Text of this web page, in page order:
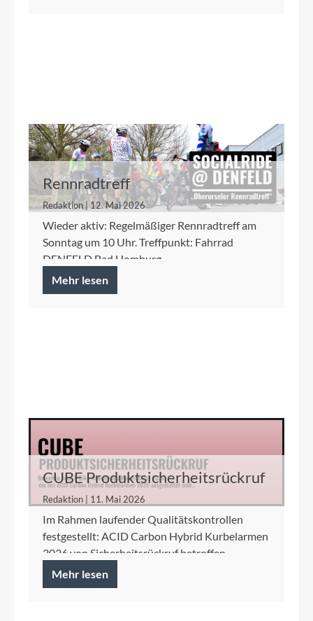
Rennradtreff
Redaktion | 12. Mai 2026
Wieder aktiv: Regelmäßiger Rennradtreff am
Sonntag um 10 Uhr. Treffpunkt: Fahrrad
DENFELD Bad Homburg
Mehr lesen
CUBE Produktsicherheitsrückruf
ACID Carbon Hybrid Kurbelarme
Redaktion | 11. Mai 2026
Im Rahmen laufender Qualitätskontrollen
festgestellt: ACID Carbon Hybrid Kurbelarmen
2026 von Sicherheitsrückruf betroffen.
Mehr lesen